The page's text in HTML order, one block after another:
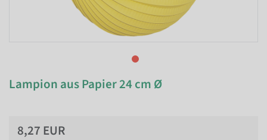
Lampion aus Papier 24 cm Ø
8,27 EUR